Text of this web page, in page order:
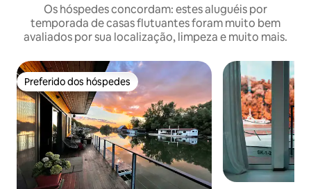
Os hóspedes concordam: estes aluguéis por
temporada de casas flutuantes foram muito bem
avaliados por sua localização, limpeza e muito mais.
Preferido dos hóspedes
Preferido dos hóspedes